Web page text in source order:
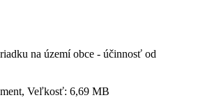
na území obce - účinnosť od
Veľkosť: 6,69 MB